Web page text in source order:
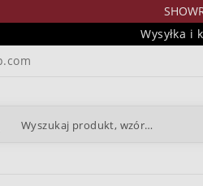
Wysyłka